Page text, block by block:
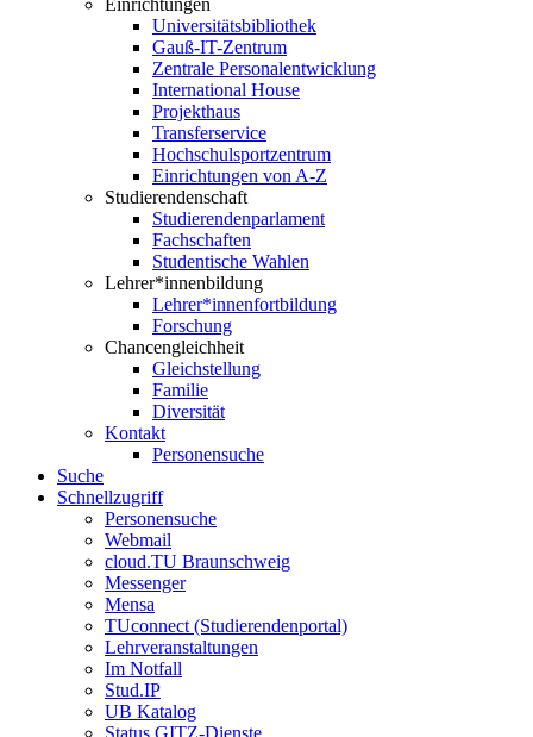
Einrichtungen
Universitätsbibliothek
Gauß-IT-Zentrum
Zentrale Personalentwicklung
International House
Projekthaus
Transferservice
Hochschulsportzentrum
Einrichtungen von A-Z
Studierendenschaft
Studierendenparlament
Fachschaften
Studentische Wahlen
Lehrer*innenbildung
Lehrer*innenfortbildung
Forschung
Chancengleichheit
Gleichstellung
Familie
Diversität
Kontakt
Personensuche
Suche
Schnellzugriff
Personensuche
Webmail
cloud.TU Braunschweig
Messenger
Mensa
TUconnect (Studierendenportal)
Lehrveranstaltungen
Im Notfall
Stud.IP
UB Katalog
Status GITZ-Dienste